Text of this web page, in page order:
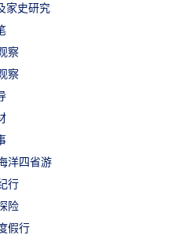
家史研究
察
察
洋四省游
行
险
假行